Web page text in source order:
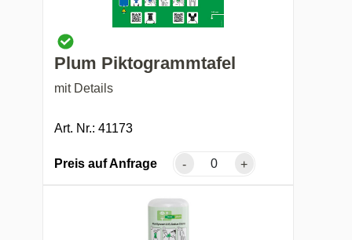
Plum Piktogrammtafel
mit Details
Art. Nr.: 41173
Preis auf Anfrage - +